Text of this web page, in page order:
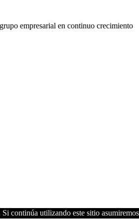
empresarial en continuo crecimiento
continúa utilizando este sitio